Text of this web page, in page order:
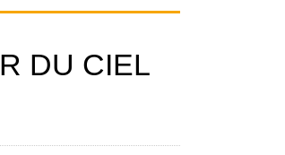
DU CIEL